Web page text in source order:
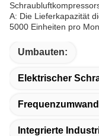
A: Die Lieferkapazität
5000 Einheiten pro
Umbauten:
Elektrischer
Integrierte